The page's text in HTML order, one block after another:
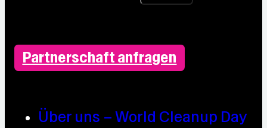
Partnerschaft anfragen
Über uns – World Cleanup Day